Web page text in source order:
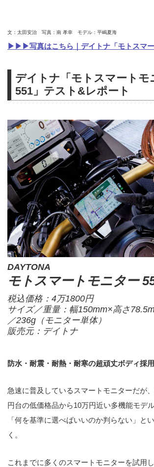
文：太田安治 写真：南 孝幸 モデル：平嶋夏海
▶▶▶写真はこちら｜デイトナ「モトスマー
デイトナ「モトスマートモ
551」テスト&レポート
DAYTONA
モトスマートモニター
税込価格：4万1800円
サイズ／重量：幅150mm×高さ
／236g（モニター単体）
販売元： デイトナ
防水・耐震・耐熱・耐寒の超頑丈ボディ採用
急速に普及しているスマートモニターだが
円台の低価格品から10万円近い多機能モデ
「何を基準に選べばいいのか判らない」と
く。
これまでに多くのスマートモニターを試用